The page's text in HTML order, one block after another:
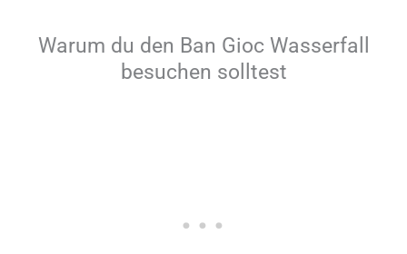
Warum du den Ban Gioc Wasserfall
besuchen solltest